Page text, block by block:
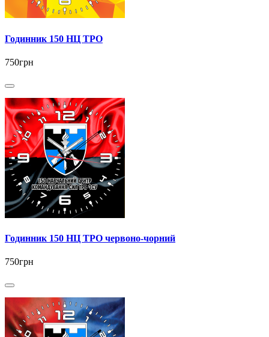
Годинник 150 НЦ ТРО
750грн
Годинник 150 НЦ ТРО червоно-чорний
750грн